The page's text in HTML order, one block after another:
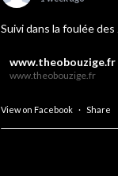
Suivi dans la foulée
www.theobouzige.fr
www.theobouzige.fr
View on Facebook · Share